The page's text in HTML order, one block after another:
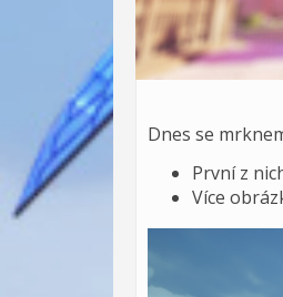
Dnes se
První z
Více